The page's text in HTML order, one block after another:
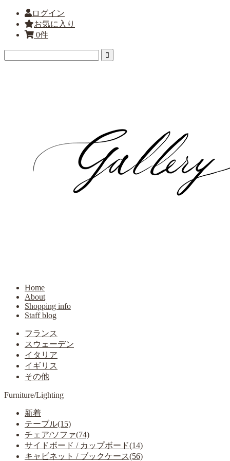
ログイン
お気に入り
0件
Home
About
Shopping info
Staff blog
フランス
スウェーデン
イタリア
イギリス
その他
Furniture/Lighting
新着
テーブル(15)
チェア/ソファ(74)
サイドボード / カップボード(14)
キャビネット / ブックケース(56)